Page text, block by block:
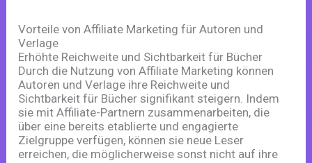
Vorteile von Affiliate Marketing für Autoren und
Verlage
Erhöhte Reichweite und Sichtbarkeit für Bücher
Durch die Nutzung von Affiliate Marketing können
Autoren und Verlage ihre Reichweite und
Sichtbarkeit für Bücher signifikant steigern. Indem
sie mit Affiliate-Partnern zusammenarbeiten, die
über eine bereits etablierte und engagierte
Zielgruppe verfügen, können sie neue Leser
erreichen, die möglicherweise sonst nicht auf ihre